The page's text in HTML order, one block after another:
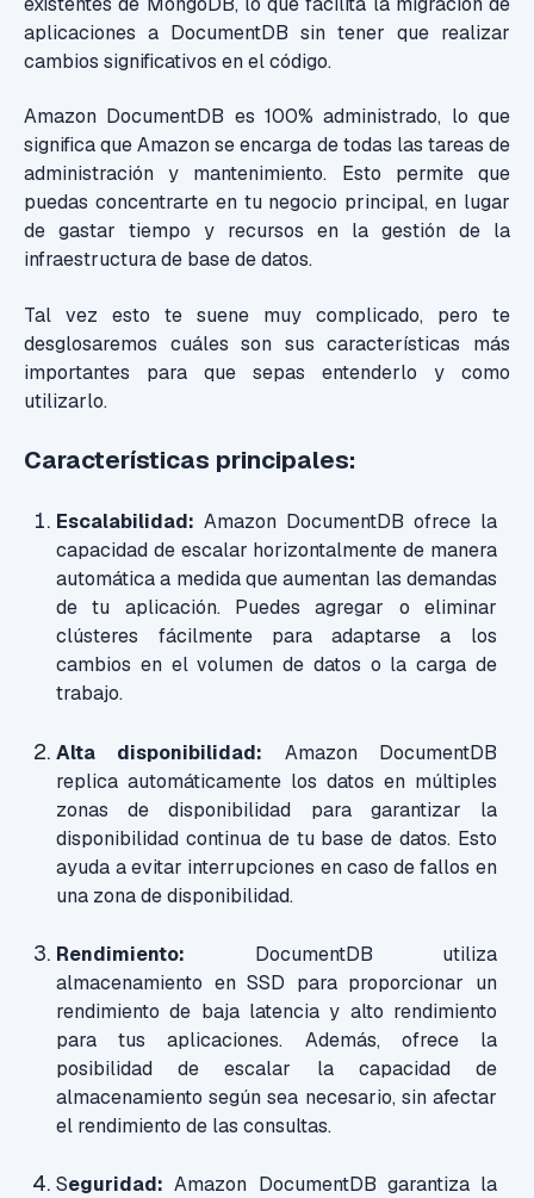
aplicaciones a DocumentDB sin tener que realizar
cambios significativos en el código.
Amazon DocumentDB es 100% administrado, lo que
significa que Amazon se encarga de todas las tareas de
administración y mantenimiento. Esto permite que
puedas concentrarte en tu negocio principal, en lugar
de gastar tiempo y recursos en la gestión de la
infraestructura de base de datos.
Tal vez esto te suene muy complicado, pero te
desglosaremos cuáles son sus características más
importantes para que sepas entenderlo y como
utilizarlo.
Características principales:
Escalabilidad:Amazon DocumentDB ofrece la
capacidad de escalar horizontalmente de manera
automática a medida que aumentan las demandas
de tu aplicación. Puedes agregar o eliminar
clústeres fácilmente para adaptarse a los
cambios en el volumen de datos o la carga de
trabajo.
Alta disponibilidad: Amazon DocumentDB
replica automáticamente los datos en múltiples
zonas de disponibilidad para garantizar la
disponibilidad continua de tu base de datos. Esto
ayuda a evitar interrupciones en caso de fallos en
una zona de disponibilidad.
Rendimiento: DocumentDB utiliza
almacenamiento en SSD para proporcionar un
rendimiento de baja latencia y alto rendimiento
para tus aplicaciones. Además, ofrece la
posibilidad de escalar la capacidad de
almacenamiento según sea necesario, sin afectar
el rendimiento de las consultas.
Seguridad: Amazon DocumentDB garantiza la